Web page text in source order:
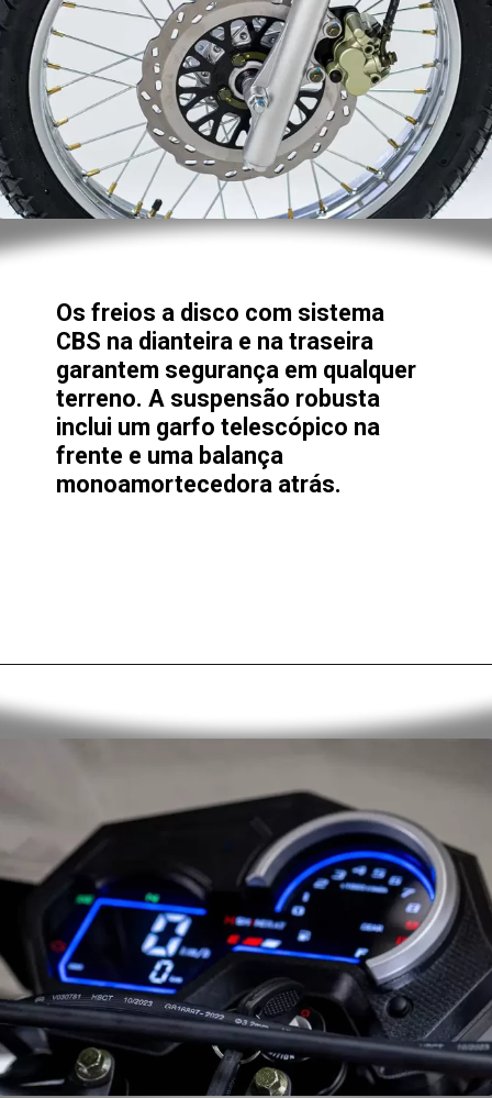
Os freios a disco com sistema
CBS na dianteira e na traseira
garantem segurança em qualquer
terreno. A suspensão robusta
inclui um garfo telescópico na
frente e uma balança
monoamortecedora atrás.